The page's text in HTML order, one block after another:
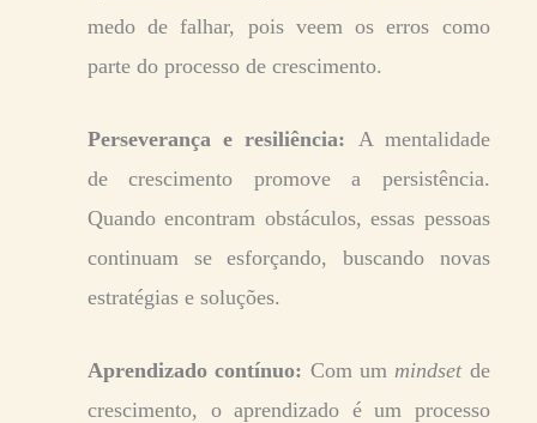
medo de falhar, pois veem os erros como
parte do processo de crescimento.
Perseverança e resiliência: A mentalidade
de crescimento promove a persistência.
Quando encontram obstáculos, essas pessoas
continuam se esforçando, buscando novas
estratégias e soluções.
Aprendizado contínuo: Com um mindset de
crescimento, o aprendizado é um processo